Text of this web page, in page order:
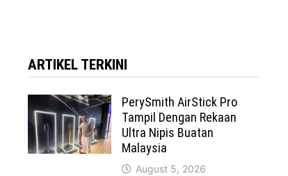
ARTIKEL TERKINI
PerySmith AirStick Pro
Tampil Dengan Rekaan
Ultra Nipis Buatan
Malaysia
August 5, 2026